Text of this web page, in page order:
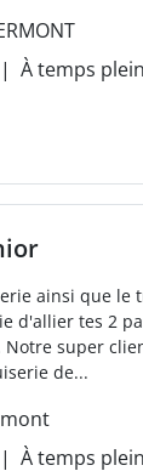
À temps plein
ainsi que le
d'allier tes 2
super
de...
À temps plein